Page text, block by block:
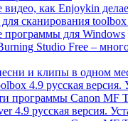
видео, как Enjoykin
сканирования
программы для Windows
Studio Free –
и клипы в одном
4.9 русская версия.
программы Canon MF
4.9 русская версия.